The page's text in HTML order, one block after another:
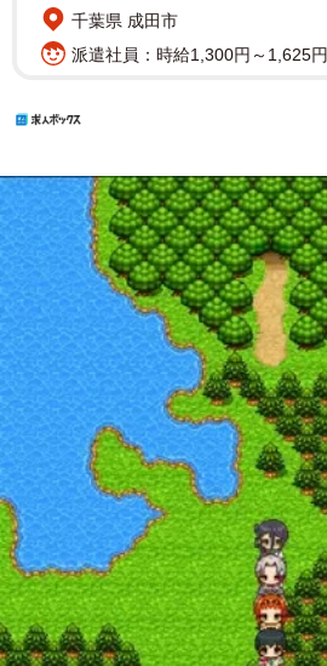
千葉県 成田市
派遣社員：時給1,300円～1,625円